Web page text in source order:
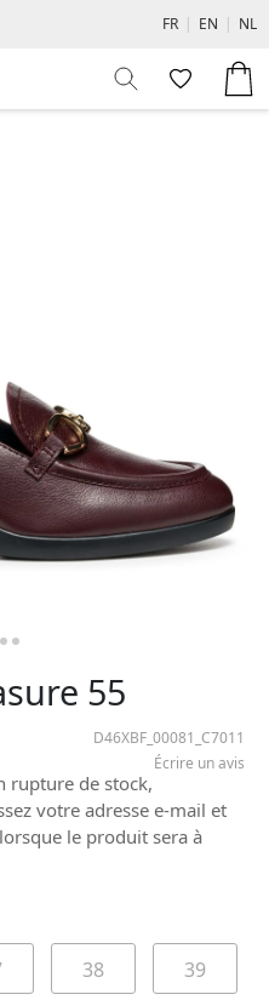
FR | EN | NL
55
D46XBF_00081_C7011
Écrire un avis
rupture de stock,
votre adresse e-mail et
le produit sera à
38 39